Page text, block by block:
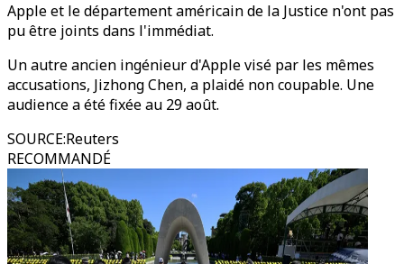
Apple et le département américain de la Justice n'ont pas
pu être joints dans l'immédiat.
Un autre ancien ingénieur d'Apple visé par les mêmes
accusations, Jizhong Chen, a plaidé non coupable. Une
audience a été fixée au 29 août.
SOURCE:Reuters
RECOMMANDÉ